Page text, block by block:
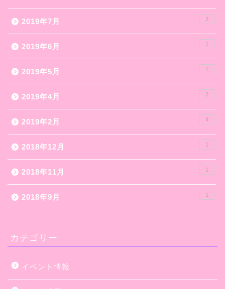
2019年7月 2
2019年6月 1
2019年5月 1
2019年4月 2
2019年2月 4
2018年12月 1
2018年11月 1
2018年9月 1
カテゴリー
イベント情報